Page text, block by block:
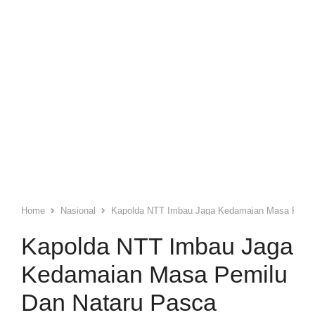
Home Nasional Kapolda NTT Imbau Jaga Kedamaian Masa
Kapolda NTT Imbau Jaga
Kedamaian Masa Pemilu
Dan Nataru Pasca